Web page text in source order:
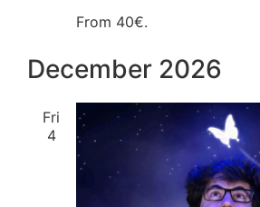
From 40€.
December 2026
Fri
4